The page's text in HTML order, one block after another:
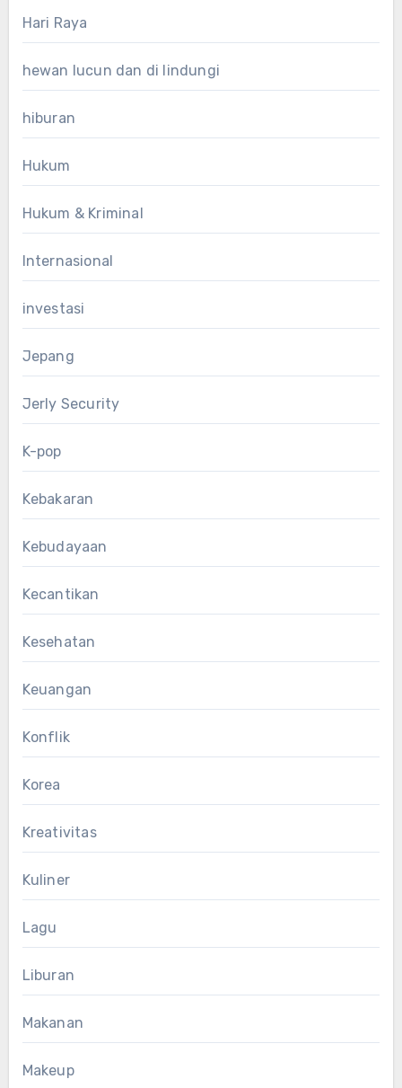
Hari Raya
hewan lucun dan di lindungi
hiburan
Hukum
Hukum & Kriminal
Internasional
investasi
Jepang
Jerly Security
K-pop
Kebakaran
Kebudayaan
Kecantikan
Kesehatan
Keuangan
Konflik
Korea
Kreativitas
Kuliner
Lagu
Liburan
Makanan
Makeup